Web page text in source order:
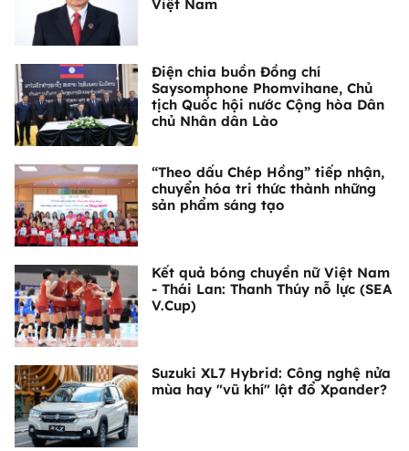
Việt Nam
Điện chia buồn Đồng chí
Saysomphone Phomvihane, Chủ
tịch Quốc hội nước Cộng hòa Dân
chủ Nhân dân Lào
“Theo dấu Chép Hồng” tiếp nhận,
chuyển hóa tri thức thành những
sản phẩm sáng tạo
Kết quả bóng chuyền nữ Việt Nam
- Thái Lan: Thanh Thúy nỗ lực (SEA
V.Cup)
Suzuki XL7 Hybrid: Công nghệ nửa
mùa hay "vũ khí" lật đổ Xpander?